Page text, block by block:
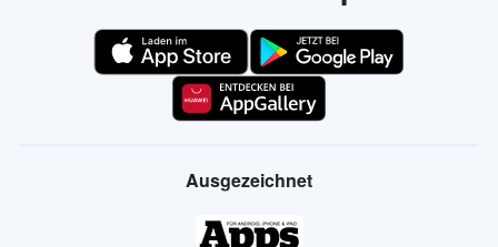
Ausgezeichnet